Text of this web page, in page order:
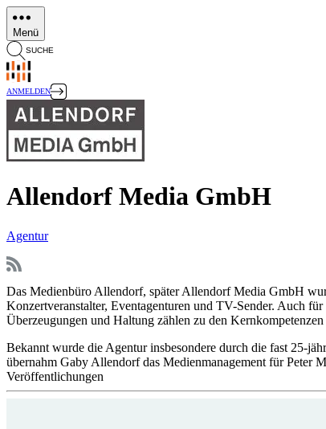
Direkt
zum
Inhalt
Menü
SUCHE
ANMELDEN
Allendorf Media GmbH
Agentur
Das Medienbüro Allendorf, später Allendorf Media GmbH
Konzertveranstalter, Eventagenturen und TV-Sender. Auch
Überzeugungen und Haltung zählen zu den
Bekannt wurde die Agentur insbesondere durch die fast 25-
übernahm Gaby Allendorf das Medienmanagement für Peter
Veröffentlichungen